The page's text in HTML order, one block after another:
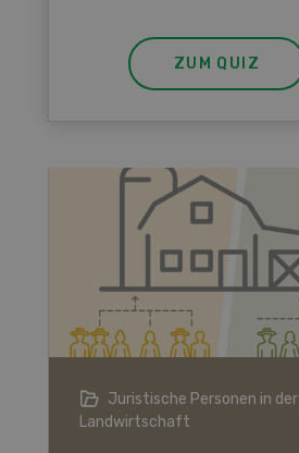
ZUM QUIZ
Juristische Personen in der
Landwirtschaft